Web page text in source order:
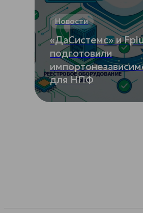
Новости
«ДаСистемс» и
подготовили
для НПФ